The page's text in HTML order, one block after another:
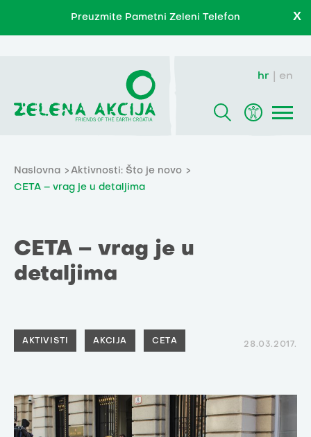
Preuzmite Pametni Zeleni Telefon X
hr en
Naslovna
Aktivnosti: Što je novo
CETA – vrag je u detaljima
CETA – vrag je u
detaljima
AKTIVISTI AKCIJA CETA 28.03.2017.